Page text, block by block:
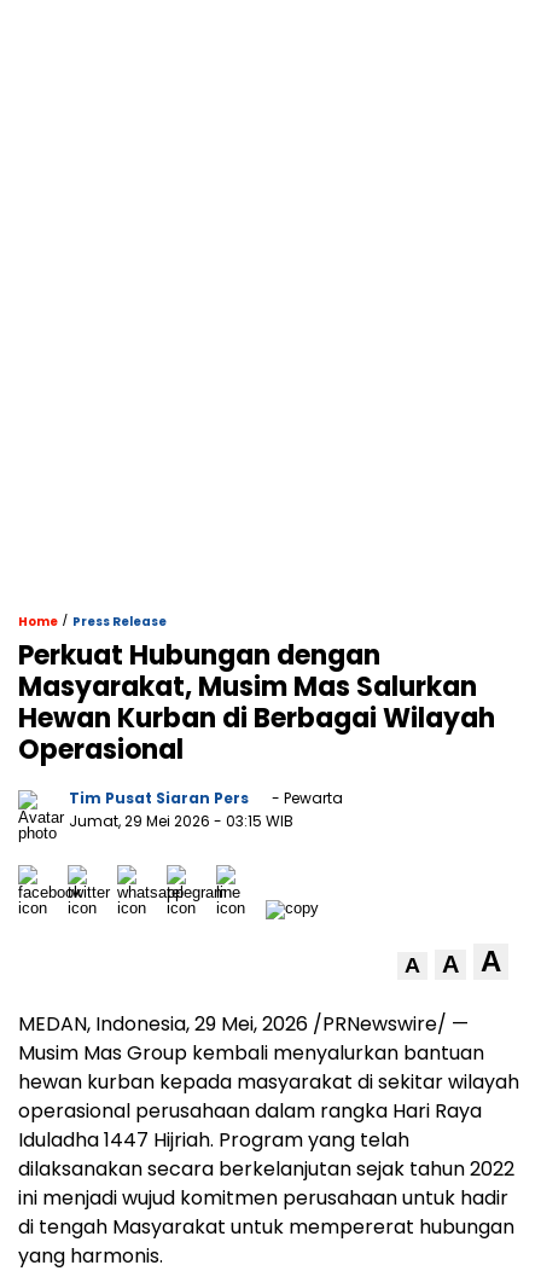
Home / Press Release
Perkuat Hubungan dengan
Masyarakat, Musim Mas Salurkan
Hewan Kurban di Berbagai Wilayah
Operasional
Tim Pusat Siaran Pers
- Pewarta
Jumat, 29 Mei 2026 - 03:15 WIB
A A A
MEDAN, Indonesia,29 Mei, 2026 /PRNewswire/ —
Musim Mas Group kembali menyalurkan bantuan
hewan kurban kepada masyarakat di sekitar wilayah
operasional perusahaan dalam rangka Hari Raya
Iduladha 1447 Hijriah. Program yang telah
dilaksanakan secara berkelanjutan sejak tahun 2022
ini menjadi wujud komitmen perusahaan untuk hadir
di tengah Masyarakat untuk mempererat hubungan
yang harmonis.